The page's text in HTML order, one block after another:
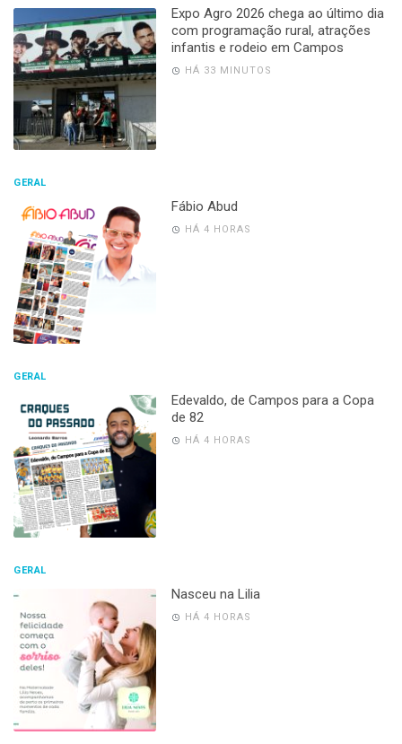
Expo Agro 2026 chega ao último dia
com programação rural, atrações
infantis e rodeio em Campos
HÁ 33 MINUTOS
GERAL
Fábio Abud
HÁ 4 HORAS
GERAL
Edevaldo, de Campos para a Copa
de 82
HÁ 4 HORAS
GERAL
Nasceu na Lilia
HÁ 4 HORAS